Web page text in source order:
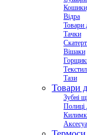
Відра
Товари
Тачки
Вішаки
Тази
Товари
Зубні
Полиці